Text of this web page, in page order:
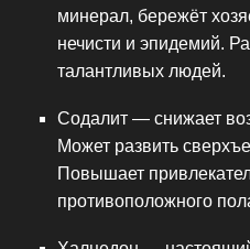
минерал, бережёт
нечисти и эпидемий.
талантливых людей.
Содалит — снижает
Может развить
Повышает
противоположного